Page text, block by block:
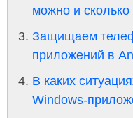
можно и
Защищаем
приложений в
В каких
Windows-